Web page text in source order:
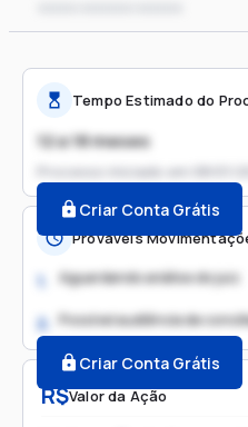
R$Valor da Ação
Tempo Estimado do
12 a 18 meses
Processo iniciado em
Criar Conta Grátis
Prováveis
1. Aguardando análise do juiz
2. Possível audiência de
Criar Conta Grátis